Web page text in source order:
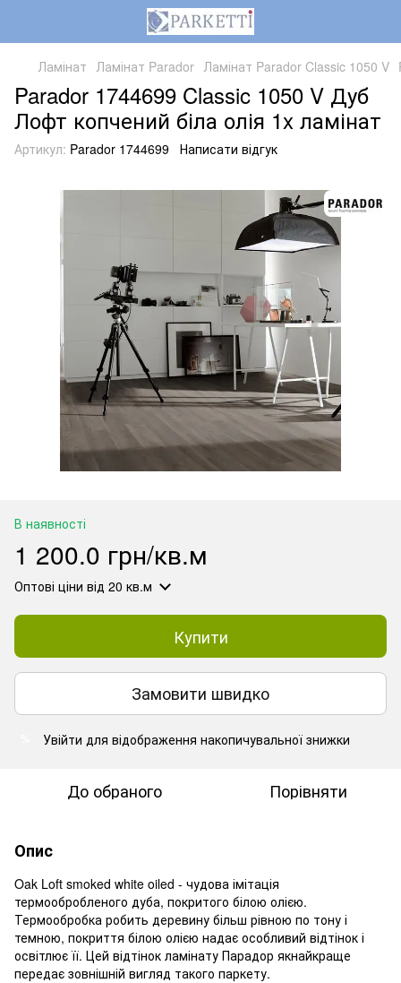
Ламінат Ламінат Parador Ламінат Parador Classic 1050 V
Parador 1744699 Classic 1050 V Дуб
Лофт копчений біла олія 1x ламінат
Артикул: Parador 1744699 Написати відгук
В наявності
1 200.0 грн/кв.м
Оптові ціни від 20 кв.м
Купити
Замовити швидко
Увійти для відображення накопичувальної знижки
До обраного Порівняти
Опис
Oak Loft smoked white oiled - чудова імітація
термообробленого дуба, покритого білою олією.
Термообробка робить деревину більш рівною по тону і
темною, покриття білою олією надає особливий відтінок і
освітлює її. Цей відтінок ламінату Парадор якнайкраще
передає зовнішній вигляд такого паркету.